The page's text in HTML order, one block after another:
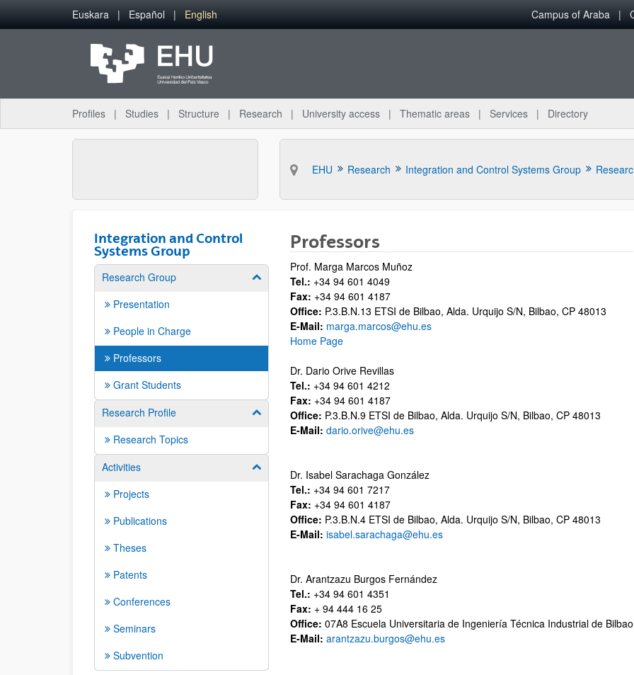
Skip to Main Content
Euskara Español English Campus of Araba
Profiles Studies Structure Research University access Thematic areas Services Directory
EHU Research Integration and Control Systems Group
Integration and Control
Systems Group
Research Group Show/hide subpages
Presentation
People in Charge
Professors
Grant Students
Research Profile
Show/hide subpages
Research Topics
Activities
Show/hide subpages
Projects
Publications
Theses
Patents
Conferences
Seminars
Subvention
Professors
Prof. Marga Marcos Muñoz
Tel.: +34 94 601 4049
Fax: +34 94 601 4187
Office: P.3.B.N.13 ETSI de Bilbao, Alda. Urquijo S/N, Bilbao, CP 48013
E-Mail: marga.marcos@ehu.es
Home Page
Dr. Dario Orive Revillas
Tel.: +34 94 601 4212
Fax: +34 94 601 4187
Office: P.3.B.N.9 ETSI de Bilbao, Alda. Urquijo S/N, Bilbao, CP 48013
E-Mail: dario.orive@ehu.es
Dr. Isabel Sarachaga González
Tel.: +34 94 601 7217
Fax: +34 94 601 4187
Office: P.3.B.N.4 ETSI de Bilbao, Alda. Urquijo S/N, Bilbao, CP 48013
E-Mail: isabel.sarachaga@ehu.es
Dr. Arantzazu Burgos Fernández
Tel.: +34 94 601 4351
Fax: + 94 444 16 25
Office: 07A8 Escuela Universitaria de Ingeniería Técnica Industrial de
E-Mail: arantzazu.burgos@ehu.es